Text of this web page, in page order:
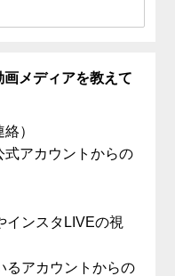
メディアを教えて
）
式アカウントからの
インスタLIVEの視
るアカウントからの